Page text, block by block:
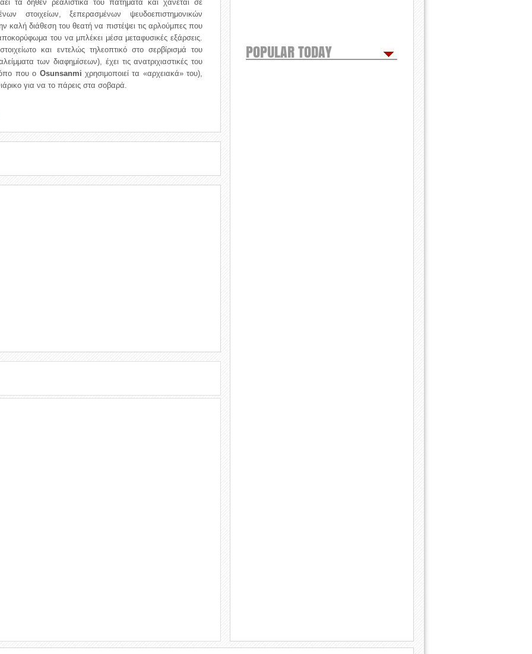
τα δήθεν ρεαλιστικά του πατήματα και χάνεται σε
στοιχείων, ξεπερασμένων ψευδοεπιστημονικών
καλή διάθεση του θεατή να πιστέψει τις αρλούμπες που
του να μπλέκει μέσα μεταφυσικές εξάρσεις.
και εντελώς τηλεοπτικό στο σερβίρισμά του
των διαφημίσεων), έχει τις ανατριχιαστικές του
που ο Osunsanmi χρησιμοποιεί τα «αρχειακά» του),
για να το πάρεις στα σοβαρά.
POPULAR TODAY